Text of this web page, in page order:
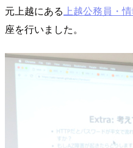
元上越にある上越公務員・
座を行いました。